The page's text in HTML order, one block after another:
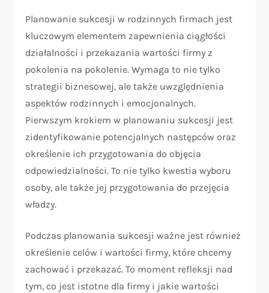
Planowanie sukcesji w rodzinnych firmach jest
kluczowym elementem zapewnienia ciągłości
działalności i przekazania wartości firmy z
pokolenia na pokolenie. Wymaga to nie tylko
strategii biznesowej, ale także uwzględnienia
aspektów rodzinnych i emocjonalnych.
Pierwszym krokiem w planowaniu sukcesji jest
zidentyfikowanie potencjalnych następców oraz
określenie ich przygotowania do objęcia
odpowiedzialności. To nie tylko kwestia wyboru
osoby, ale także jej przygotowania do przejęcia
władzy.
Podczas planowania sukcesji ważne jest również
określenie celów i wartości firmy, które chcemy
zachować i przekazać. To moment refleksji nad
tym, co jest istotne dla firmy i jakie wartości